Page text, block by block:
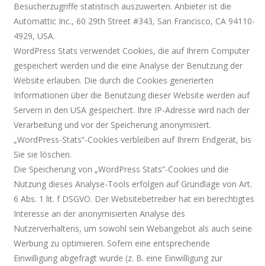
Besucherzugriffe statistisch auszuwerten. Anbieter ist die
Automattic Inc., 60 29th Street #343, San Francisco, CA 94110-
4929, USA.
WordPress Stats verwendet Cookies, die auf Ihrem Computer
gespeichert werden und die eine Analyse der Benutzung der
Website erlauben. Die durch die Cookies generierten
Informationen über die Benutzung dieser Website werden auf
Servern in den USA gespeichert. Ihre IP-Adresse wird nach der
Verarbeitung und vor der Speicherung anonymisiert.
„WordPress-Stats“-Cookies verbleiben auf Ihrem Endgerät, bis
Sie sie löschen.
Die Speicherung von „WordPress Stats“-Cookies und die
Nutzung dieses Analyse-Tools erfolgen auf Grundlage von Art.
6 Abs. 1 lit. f DSGVO. Der Websitebetreiber hat ein berechtigtes
Interesse an der anonymisierten Analyse des
Nutzerverhaltens, um sowohl sein Webangebot als auch seine
Werbung zu optimieren. Sofern eine entsprechende
Einwilligung abgefragt wurde (z. B. eine Einwilligung zur